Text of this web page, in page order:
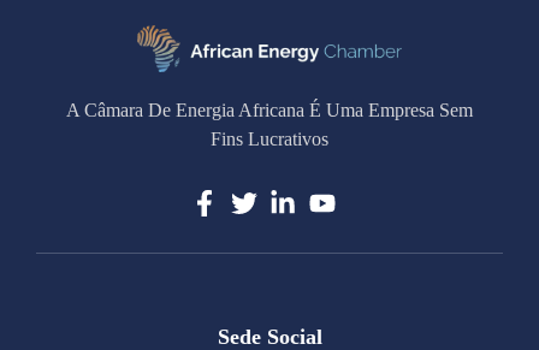
A Câmara De Energia Africana É Uma Empresa Sem
Fins Lucrativos
Sede Social